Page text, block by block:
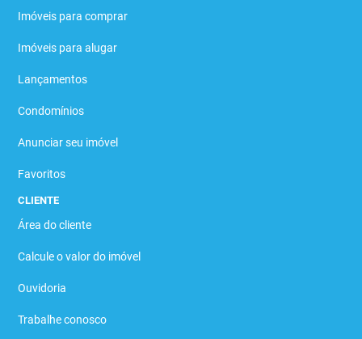
Imóveis para comprar
Imóveis para alugar
Lançamentos
Condomínios
Anunciar seu imóvel
Favoritos
CLIENTE
Área do cliente
Calcule o valor do imóvel
Ouvidoria
Trabalhe conosco